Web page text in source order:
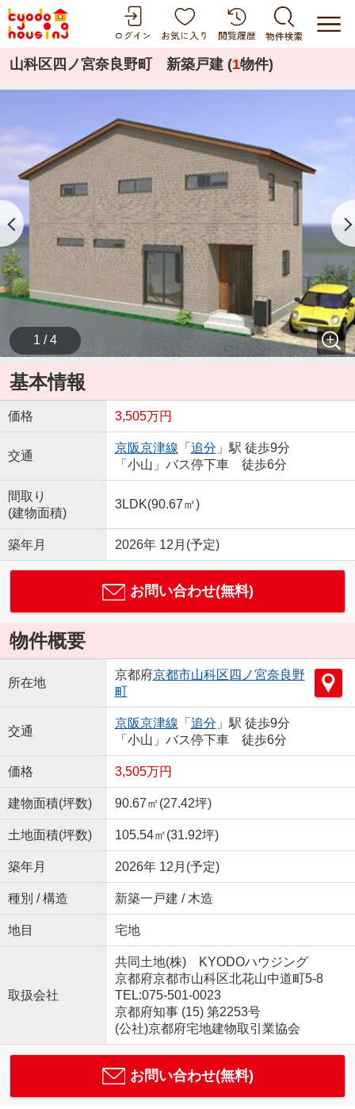
山科区四ノ宮奈良野町 新築戸建 (1物件)
1 / 4
基本情報
価格 3,505万円
交通
京阪京津線 「 追分 」駅 徒歩9分
「小山」バス停下車 徒歩6分
間取り
(建物面積)
3LDK(90.67㎡)
築年月 2026年 12月(予定)
お問い合わせ(無料)
物件概要
所在地
京都府京都市山科区 四ノ宮奈良野
町
交通
京阪京津線 「 追分 」駅 徒歩9分
「小山」バス停下車 徒歩6分
価格 3,505万円
建物面積(坪数) 90.67㎡(27.42坪)
土地面積(坪数) 105.54㎡(31.92坪)
築年月 2026年 12月(予定)
種別 / 構造 新築一戸建 / 木造
地目 宅地
取扱会社
共同土地(株) KYODOハウジング
京都府京都市山科区北花山中道町5-8
TEL:075-501-0023
京都府知事 (15) 第2253号
(公社)京都府宅地建物取引業協会
お問い合わせ(無料)